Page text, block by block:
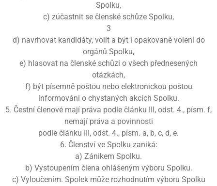
Spolku,
c) zúčastnit se členské schůze Spolku,
3
d) navrhovat kandidáty, volit a být i opakovaně voleni do
orgánů Spolku,
e) hlasovat na členské schůzi o všech přednesených
otázkách,
f) být písemně poštou nebo elektronickou poštou
informováni o chystaných akcích Spolku.
5. Čestní členové mají práva podle článku III, odst. 4., písm. f,
nemají práva a povinnosti
podle článku III, odst. 4., písm. a, b, c, d, e.
6. Členství ve Spolku zaniká:
a) Zánikem Spolku.
b) Vystoupením člena ohlášeným výboru Spolku.
c) Vyloučením. Spolek může rozhodnutím výboru Spolku